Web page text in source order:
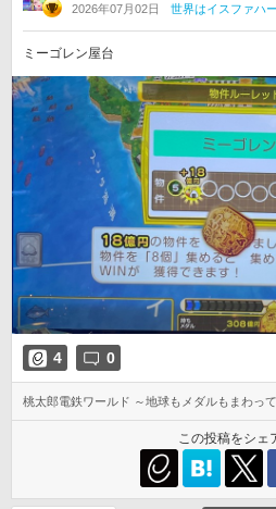
2026年07月02日 世界はイスファハ
ミーゴレン屋台
4 0
桃太郎電鉄ワールド ～地球もメダルもまわっ
この投稿をシェ